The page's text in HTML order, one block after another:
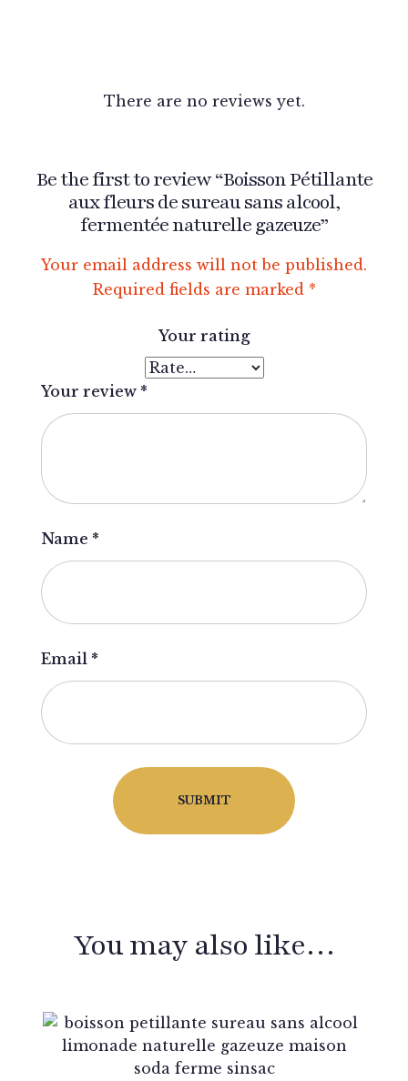
There are no reviews yet.
Be the first to review “Boisson Pétillante
aux fleurs de sureau sans alcool,
fermentée naturelle gazeuze”
Your email address will not be published.
Required fields are marked *
Your rating
Your review *
Name *
Email *
You may also like…